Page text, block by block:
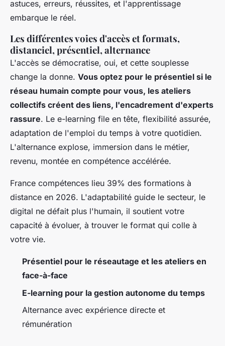
astuces, erreurs, réussites, et l'apprentissage
embarque le réel.
Les différentes voies d'accès et formats,
distanciel, présentiel, alternance
L'accès se démocratise, oui, et cette souplesse
change la donne. Vous optez pour le présentiel si le
réseau humain compte pour vous, les ateliers
collectifs créent des liens, l'encadrement d'experts
rassure. Le e-learning file en tête, flexibilité assurée,
adaptation de l'emploi du temps à votre quotidien.
L'alternance explose, immersion dans le métier,
revenu, montée en compétence accélérée.
France compétences lieu 39% des formations à
distance en 2026. L'adaptabilité guide le secteur, le
digital ne défait plus l'humain, il soutient votre
capacité à évoluer, à trouver le format qui colle à
votre vie.
Présentiel pour le réseautage et les ateliers en
face-à-face
E-learning pour la gestion autonome du temps
Alternance avec expérience directe et
rémunération